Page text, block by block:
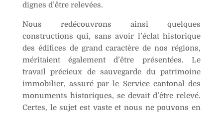
dignes d’être relevées.
Nous redécouvrons ainsi quelques
constructions qui, sans avoir l’éclat historique
des édifices de grand caractère de nos régions,
méritaient également d’être présentées. Le
travail précieux de sauvegarde du patrimoine
immobilier, assuré par le Service cantonal des
monuments historiques, se devait d’être relevé.
Certes, le sujet est vaste et nous ne pouvons en